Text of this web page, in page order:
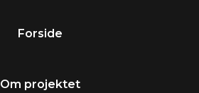
Forside
Om projektet